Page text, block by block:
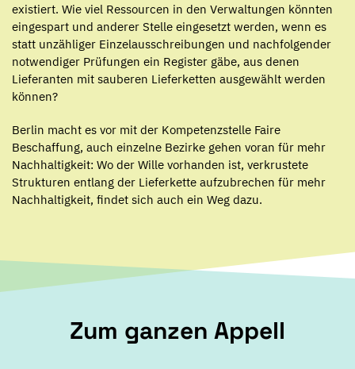
existiert. Wie viel Ressourcen in den Verwaltungen könnten
eingespart und anderer Stelle eingesetzt werden, wenn es
statt unzähliger Einzelausschreibungen und nachfolgender
notwendiger Prüfungen ein Register gäbe, aus denen
Lieferanten mit sauberen Lieferketten ausgewählt werden
können?
Berlin macht es vor mit der Kompetenzstelle Faire
Beschaffung, auch einzelne Bezirke gehen voran für mehr
Nachhaltigkeit: Wo der Wille vorhanden ist, verkrustete
Strukturen entlang der Lieferkette aufzubrechen für mehr
Nachhaltigkeit, findet sich auch ein Weg dazu.
Zum ganzen Appell